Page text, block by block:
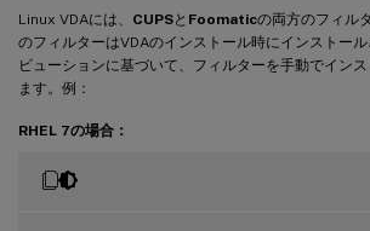
Linux VDAには、 CUPSと Foomaticの両方のフィル
のフィルターはVDAのインストール時にインストー
ビューションに基づいて、フィルターを手動でイン
ます。例：
RHEL 7の場合：